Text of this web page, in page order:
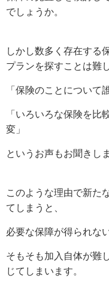
でしょうか。
しかし数多く存在する
プランを探すことは難
「保険のことについて
「いろいろな保険を比
変」
というお声もお聞きし
このような理由で新た
てしまうと、
必要な保障が得られな
そもそも加入自体が難
じてしまいます。